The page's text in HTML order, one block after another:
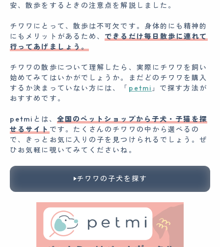
安、散歩をするときの注意点を解説しました。
チワワにとって、散歩は不可欠です。身体的にも精神的
にもメリットがあるため、できるだけ毎日散歩に連れて
行ってあげましょう。
チワワの散歩について理解したら、実際にチワワを飼い
始めてみてはいかがでしょうか。まだどのチワワを購入
するか決まっていない方には、「 petmi 」で探す方法が
おすすめです。
petmiとは、 全国のペットショップから子犬・子猫を探
せるサイトです。たくさんのチワワの中から選べるの
で、きっとお気に入りの子を見つけられるでしょう。ぜ
ひお気軽に覗いてみてくださいね。
チワワの子犬を探す